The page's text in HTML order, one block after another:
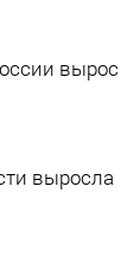
вырос
выросла